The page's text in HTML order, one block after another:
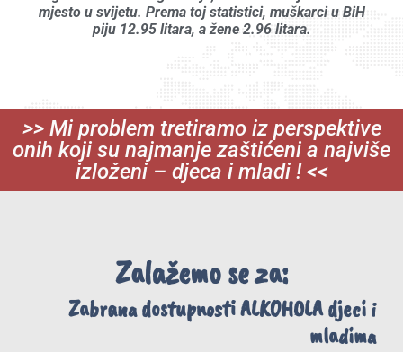
mjesto u svijetu. Prema toj statistici, muškarci u BiH
piju 12.95 litara, a žene 2.96 litara.
>> Mi problem tretiramo iz perspektive
onih koji su najmanje zaštićeni a najviše
izloženi – djeca i mladi ! <<
Zalažemo se za:
Zabrana dostupnosti ALKOHOLA djeci i
mladima